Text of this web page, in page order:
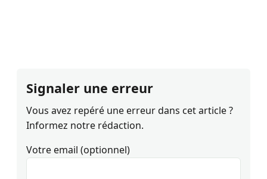
Signaler une erreur
Vous avez repéré une erreur dans cet article ?
Informez notre rédaction.
Votre email (optionnel)